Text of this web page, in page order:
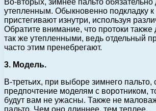
утепленным. Обыкновенно подкладку к
пристегивают изнутри, используя
Обратите внимание, что протоки
так же утепленными, ведь отдельный
часто этим пренебрегают.
3. Модель.
В-третьих, при выборе зимнего пальто,
предпочтение моделям с воротником,
будут вам не ужасны. Также не
пальто. Чем оно длиннее, тем теплее.